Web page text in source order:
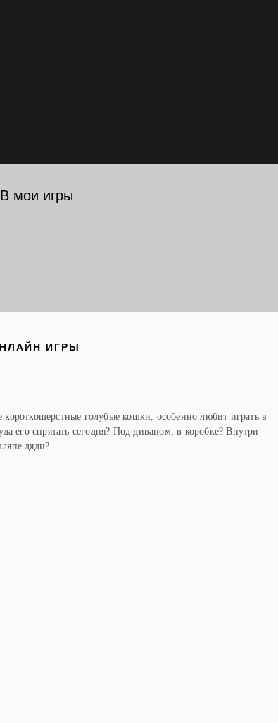
В мои игры
ИГРЫ
голубые кошки, особенно любит играть в
его спрятать сегодня? Под диваном, в коробке? Внутри
дяди?